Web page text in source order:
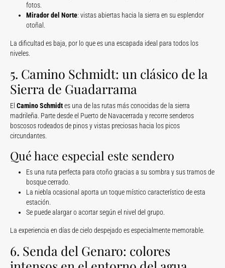
fotos.
Mirador del Norte: vistas abiertas hacia la sierra en su esplendor
otoñal.
La dificultad es baja, por lo que es una escapada ideal para todos los
niveles.
5. Camino Schmidt: un clásico de la
Sierra de Guadarrama
El Camino Schmidtes una de las rutas más conocidas de la sierra
madrileña. Parte desde el Puerto de Navacerrada y recorre senderos
boscosos rodeados de pinos y vistas preciosas hacia los picos
circundantes.
Qué hace especial este sendero
Es una ruta perfecta para otoño gracias a su sombra y sus tramos de
bosque cerrado.
La niebla ocasional aporta un toque místico característico de esta
estación.
Se puede alargar o acortar según el nivel del grupo.
La experiencia en días de cielo despejado es especialmente memorable.
6. Senda del Genaro: colores